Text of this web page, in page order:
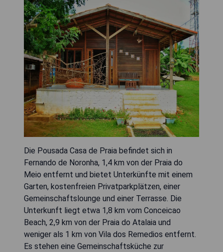
Die Pousada Casa de Praia befindet sich in
Fernando de Noronha, 1,4 km von der Praia do
Meio entfernt und bietet Unterkünfte mit einem
Garten, kostenfreien Privatparkplätzen, einer
Gemeinschaftslounge und einer Terrasse. Die
Unterkunft liegt etwa 1,8 km vom Conceicao
Beach, 2,9 km von der Praia do Atalaia und
weniger als 1 km von Vila dos Remedios entfernt.
Es stehen eine Gemeinschaftsküche zur